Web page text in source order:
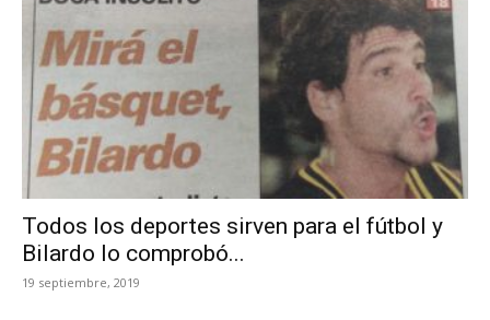
Todos los deportes sirven para el fútbol y
Bilardo lo comprobó...
19 septiembre, 2019